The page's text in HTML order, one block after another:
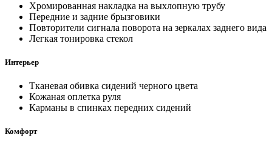
Хромированная накладка на выхлопную трубу
Передние и задние брызговики
Повторители сигнала поворота на зеркалах заднего вида
Легкая тонировка стекол
Интерьер
Тканевая обивка сидений черного цвета
Кожаная оплетка руля
Карманы в спинках передних сидений
Комфорт